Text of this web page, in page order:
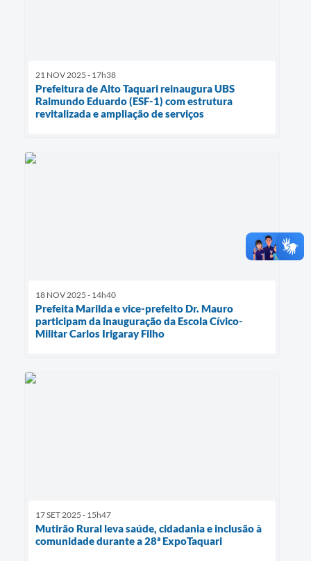
21 NOV 2025 - 17h38
Prefeitura de Alto Taquari reinaugura UBS
Raimundo Eduardo (ESF-1) com estrutura
revitalizada e ampliação de serviços
18 NOV 2025 - 14h40
Prefeita Marilda e vice-prefeito Dr. Mauro
participam da inauguração da Escola Cívico-
Militar Carlos Irigaray Filho
17 SET 2025 - 15h47
Mutirão Rural leva saúde, cidadania e inclusão à
comunidade durante a 28ª ExpoTaquari